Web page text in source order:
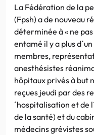
La Fédération de la
(Fpsh) a de nouveau
déterminée à « ne
entamé il y a plus
membres,
anesthésistes
hôpitaux privés à but
reçues jeudi par des
´hospitalisation et de
de la santé) et du
médecins grévistes